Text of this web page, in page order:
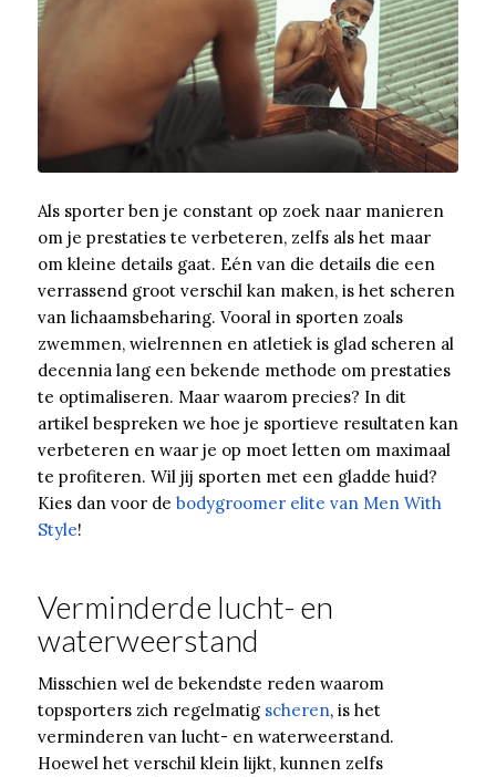
Als sporter ben je constant op zoek naar manieren
om je prestaties te verbeteren, zelfs als het maar
om kleine details gaat. Eén van die details die een
verrassend groot verschil kan maken, is het scheren
van lichaamsbeharing. Vooral in sporten zoals
zwemmen, wielrennen en atletiek is glad scheren al
decennia lang een bekende methode om prestaties
te optimaliseren. Maar waarom precies? In dit
artikel bespreken we hoe je sportieve resultaten kan
verbeteren en waar je op moet letten om maximaal
te profiteren. Wil jij sporten met een gladde huid?
Kies dan voor de bodygroomer elite van Men With
Style!
Verminderde lucht- en
waterweerstand
Misschien wel de bekendste reden waarom
topsporters zich regelmatig scheren, is het
verminderen van lucht- en waterweerstand.
Hoewel het verschil klein lijkt, kunnen zelfs